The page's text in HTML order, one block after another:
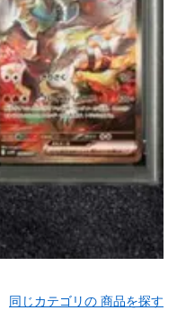
同じカテゴリの 商品を探す